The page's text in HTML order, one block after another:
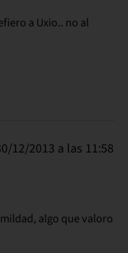
a Uxio.. no al
12/2013 a las 11:58
algo que valoro